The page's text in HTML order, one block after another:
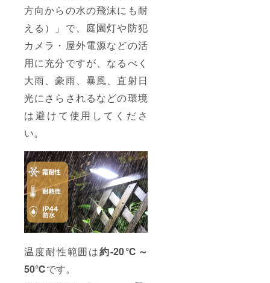
方向からの水の飛沫にも耐
える）」で、庭園灯や防犯
カメラ・屋外電源などの活
用に充分ですが、なるべく
大雨、豪雨、暴風、直射日
光にさらされるなどの環境
は避けて使用してくださ
い。
温度耐性範囲は約-20℃～
50℃です。